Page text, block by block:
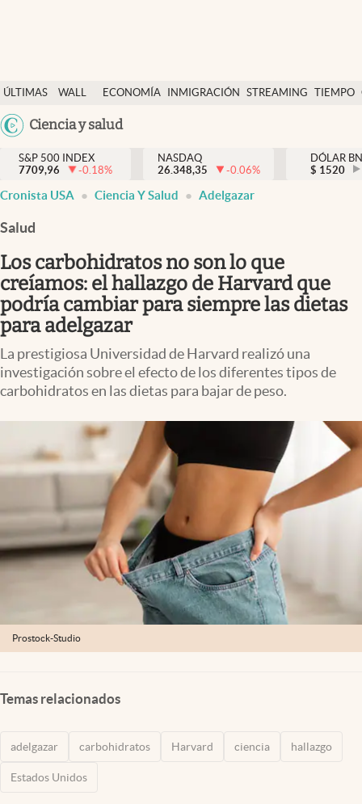
ÚLTIMAS
NOTICIAS
WALL
DÓLAR
ECONOMÍA INMIGRACIÓN STREAMING TIEMPO
México
Ciencia y salud
Finanzas y economía
Wall Street y dólar
Inmigración
Espiritual
Streaming
PC y mobile
Lifestyle
S&P 500 INDEX
7709,96
-0.18%
NASDAQ
26.348,35
-0.06%
DÓLAR
$ 1520
Cronista USA Ciencia Y Salud Adelgazar
Salud
Los carbohidratos no son lo que
creíamos: el hallazgo de Harvard que
podría cambiar para siempre las dietas
para adelgazar
La prestigiosa Universidad de Harvard realizó una
investigación sobre el efecto de los diferentes tipos de
carbohidratos en las dietas para bajar de peso.
Prostock-Studio
Temas relacionados
adelgazar carbohidratos Harvard ciencia hallazgo
Estados Unidos